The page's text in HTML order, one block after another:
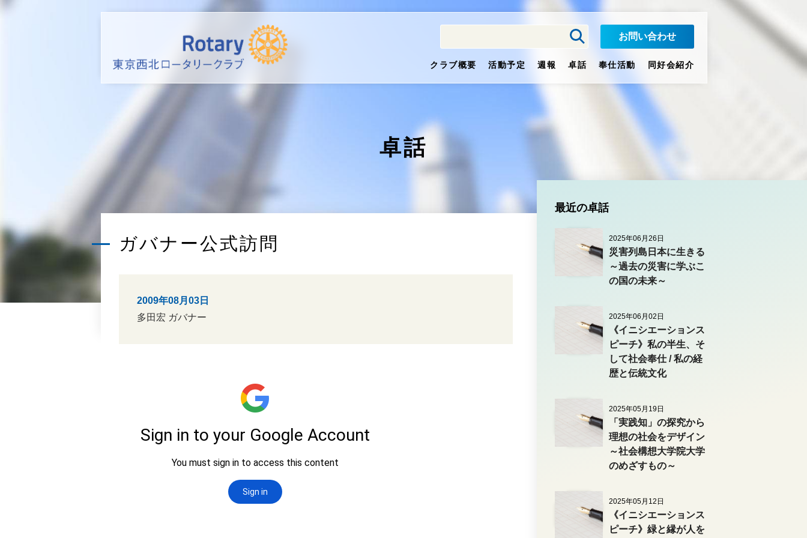
クラブ概要 活動予定 週報 卓話 奉仕活動 同好会紹介
お問い合わせ
卓話
ガバナー公式訪問
2009年08月03日
多田宏 ガバナー
最近の卓話
2025年06月26日
災害列島日本に生きる
～過去の災害に学ぶこ
の国の未来～
2025年06月02日
《イニシエーションス
ピーチ》私の半生、そ
して社会奉仕 / 私の経
歴と伝統文化
2025年05月19日
「実践知」の探究から
理想の社会をデザイン
～社会構想大学院大学
のめざすもの～
2025年05月12日
《イニシエーションス
ピーチ》緑と縁が人を